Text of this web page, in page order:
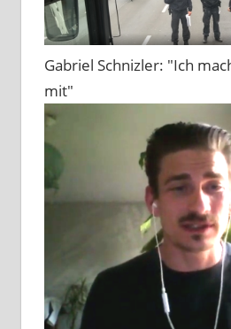
Gabriel Schnizler: "Ich
mit"